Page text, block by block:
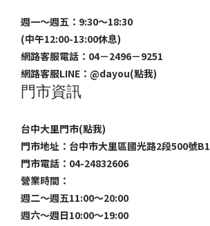
週一～週五：9:30～18:30
(中午12:00-13:00休息)
網路客服電話：04－2496－9251
網路客服LINE： @dayou(點我)
門市資訊
台中大里門市(點我)
門市地址：台中市大里區國光路2段500號B1
門市電話：04-24832606
營業時間：
週二～週五11:00～20:00
週六～週日10:00～19:00